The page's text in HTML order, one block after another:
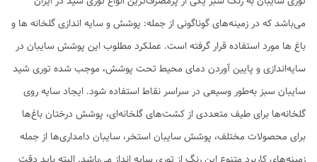
می‌باشد که در زمینه‌های گوناگونی از جمله: پوشش و سایه اندازی گلخانه ها و
باغ ها مورد استفاده قرار گرفته است. عملکرد مطلوب این پوشش سایبان در
سایه‌اندازی و پایین آوردن دمای محیط تحت پوشش، موجب شده توری شید
سایبان سبز به‌طور وسیعی در سراسر نقاط استفاده شود. ایجاد سایه روی
گلخانه‌ها برای طیف متعددی از کشت‌های گلخانه‌ای، پوشش درختان باغ‌ها
برای محصولات مختلف، پوشش سایبان استخر، سایبان دامداری‌ها از جمله